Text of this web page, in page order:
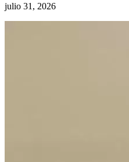
julio 31, 2026